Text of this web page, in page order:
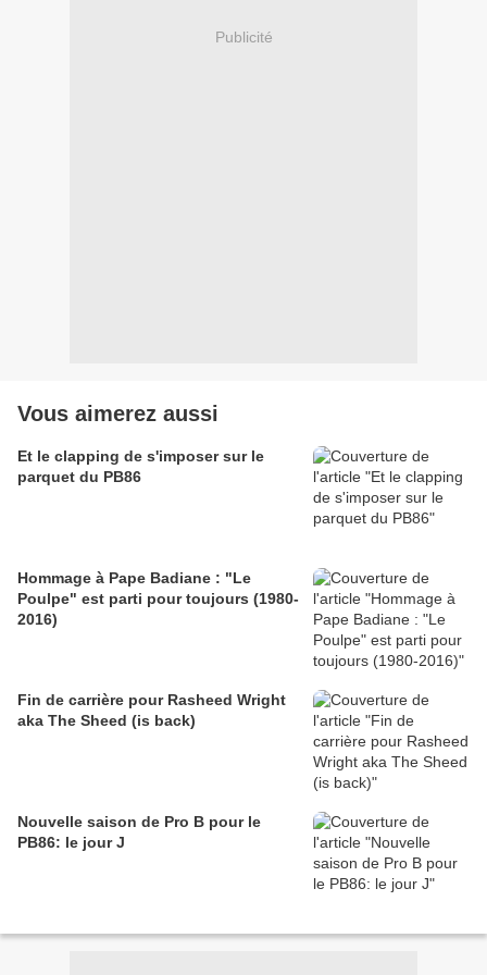
Publicité
Vous aimerez aussi
Et le clapping de s'imposer sur le
parquet du PB86
Hommage à Pape Badiane : "Le
Poulpe" est parti pour toujours (1980-
2016)
Fin de carrière pour Rasheed Wright
aka The Sheed (is back)
Nouvelle saison de Pro B pour le
PB86: le jour J